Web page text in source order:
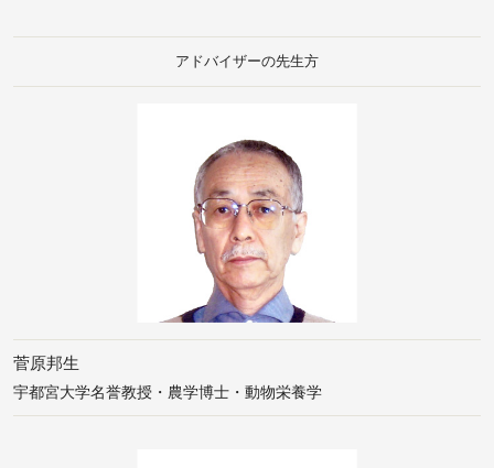
アドバイザーの先生方
菅原邦生
宇都宮大学名誉教授・農学博士・動物栄養学